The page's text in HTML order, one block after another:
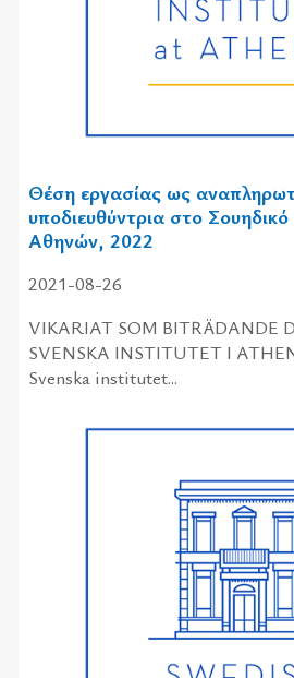
Θέση εργασίας ως
υποδιευθύντρια στο Σουηδικό
Αθηνών, 2022
2021-08-26
VIKARIAT SOM BITRÄDANDE
SVENSKA INSTITUTET I
Svenska institutet...